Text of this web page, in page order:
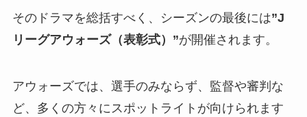
そのドラマを総括すべく、シーズンの最後には”J
リーグアウォーズ（表彰式）”が開催されます。
アウォーズでは、選手のみならず、監督や審判な
ど、多くの方々にスポットライトが向けられます